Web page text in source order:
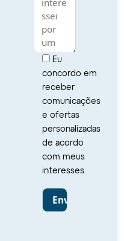
Eu
concordo em
receber
comunicações
e ofertas
personalizadas
de acordo
com meus
interesses.